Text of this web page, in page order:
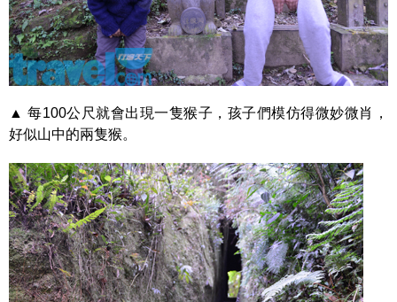
▲ 每100公尺就會出現一隻猴子，孩子們模仿得微妙微肖，
好似山中的兩隻猴。